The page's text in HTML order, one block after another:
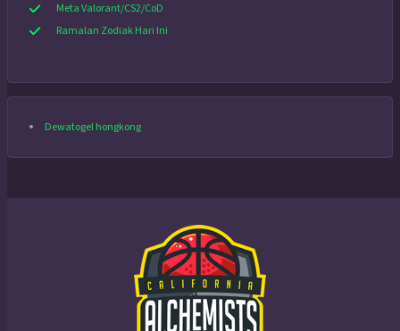
Meta Valorant/CS2/CoD
Ramalan Zodiak Hari Ini
Dewatogel hongkong